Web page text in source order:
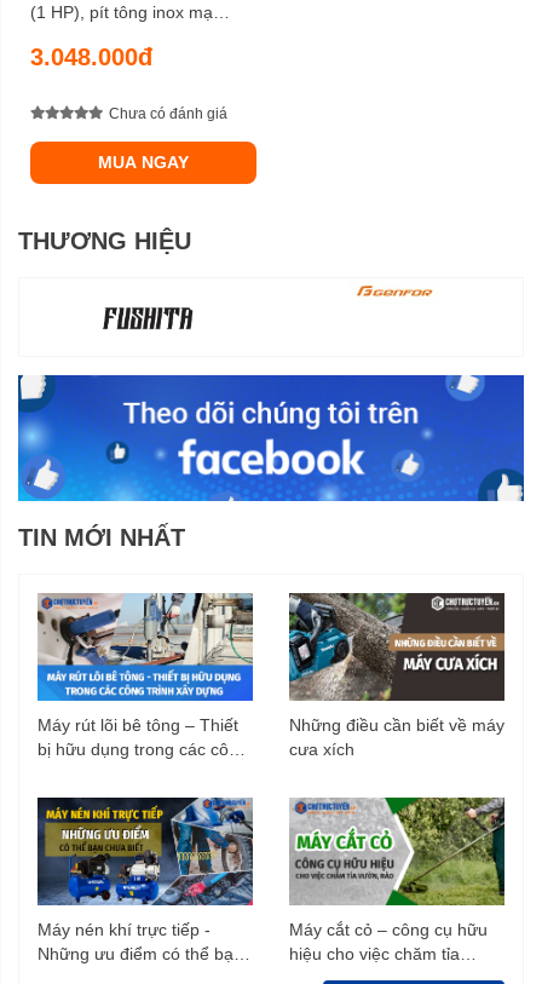
(1 HP), pít tông inox mạ
áp lực nén 30 kgf/cm2
3.048.000đ
Chưa có đánh giá
MUA NGAY
THƯƠNG HIỆU
TIN MỚI NHẤT
Máy rút lõi bê tông – Thiết
bị hữu dụng trong các công
Những điều cần biết về máy
cưa xích
Máy nén khí trực tiếp -
Những ưu điểm có thể bạn
Máy cắt cỏ – công cụ hữu
hiệu cho việc chăm tỉa
vườn, rào